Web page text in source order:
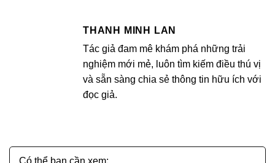
THANH MINH LAN
Tác giả đam mê khám phá những trải
nghiệm mới mẻ, luôn tìm kiếm điều thú vị
và sẵn sàng chia sẻ thông tin hữu ích với
đọc giả.